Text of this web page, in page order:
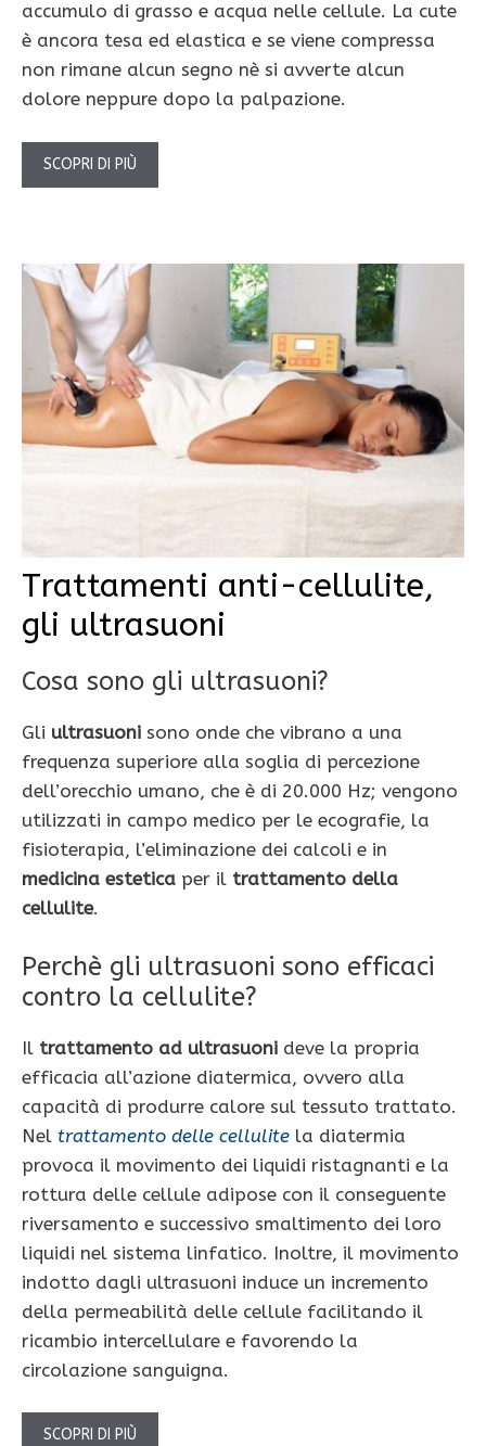
accumulo di grasso e acqua nelle cellule. La cute
è ancora tesa ed elastica e se viene compressa
non rimane alcun segno nè si avverte alcun
dolore neppure dopo la palpazione.
SCOPRI DI PIÙ
Trattamenti anti-cellulite,
gli ultrasuoni
Cosa sono gli ultrasuoni?
Gli ultrasuoni sono onde che vibrano a una
frequenza superiore alla soglia di percezione
dell’orecchio umano, che è di 20.000 Hz; vengono
utilizzati in campo medico per le ecografie, la
fisioterapia, l’eliminazione dei calcoli e in
medicina estetica per il trattamento della
cellulite.
Perchè gli ultrasuoni sono efficaci
contro la cellulite?
Il trattamento ad ultrasuoni deve la propria
efficacia all’azione diatermica, ovvero alla
capacità di produrre calore sul tessuto trattato.
Nel trattamento delle cellulite la diatermia
provoca il movimento dei liquidi ristagnanti e la
rottura delle cellule adipose con il conseguente
riversamento e successivo smaltimento dei loro
liquidi nel sistema linfatico. Inoltre, il movimento
indotto dagli ultrasuoni induce un incremento
della permeabilità delle cellule facilitando il
ricambio intercellulare e favorendo la
circolazione sanguigna.
SCOPRI DI PIÙ